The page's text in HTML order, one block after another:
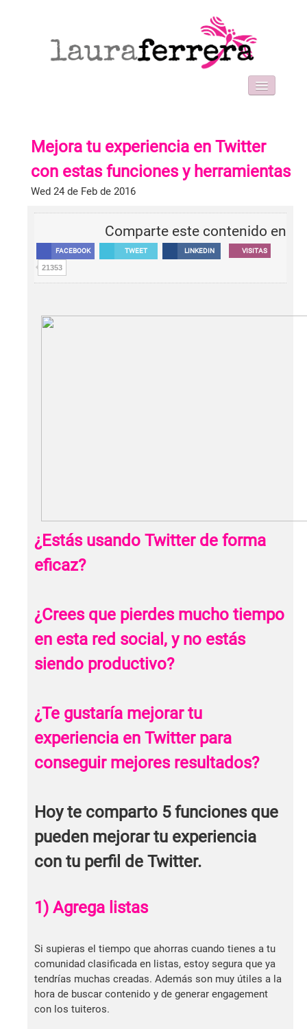
WORK WITH ME
FORMACIONES
BLOG
Mejora tu experiencia en Twitter
con estas funciones y herramientas
Wed 24 de Feb de 2016
Comparte este contenido en
FACEBOOK TWEET LINKEDIN VISITAS
21353
¿Estás usando Twitter de forma
eficaz?
¿Crees que pierdes mucho tiempo
en esta red social, y no estás
siendo productivo?
¿Te gustaría mejorar tu
experiencia en Twitter para
conseguir mejores resultados?
Hoy te comparto 5 funciones que
pueden mejorar tu experiencia
con tu perfil de Twitter.
1) Agrega listas
Si supieras el tiempo que ahorras cuando tienes a tu
comunidad clasificada en listas, estoy segura que ya
tendrías muchas creadas. Además son muy útiles a la
hora de buscar contenido y de generar engagement
con los tuiteros.